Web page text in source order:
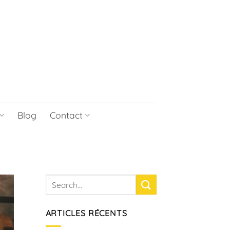
Blog Contact
ARTICLES RÉCENTS